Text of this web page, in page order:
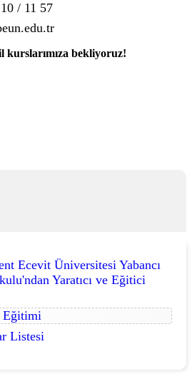
/ 11 57
kurslarımıza bekliyoruz!
Ecevit Üniversitesi Yabancı
Yaratıcı ve Eğitici
Eğitimi
Listesi